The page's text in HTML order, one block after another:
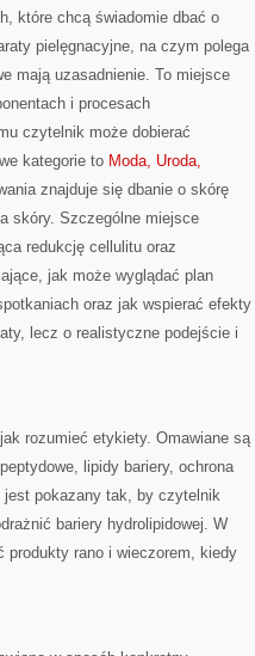
które chcą świadomie dbać o
pielęgnacyjne, na czym polega
mają uzasadnienie. To miejsce
i procesach
czytelnik może dobierać
kategorie to Moda, Uroda,
znajduje się dbanie o skórę
skóry. Szczególne miejsce
redukcję cellulitu oraz
jak może wyglądać plan
oraz jak wspierać efekty
lecz o realistyczne podejście i
rozumieć etykiety. Omawiane są
lipidy bariery, ochrona
jest pokazany tak, by czytelnik
bariery hydrolipidowej. W
produkty rano i wieczorem, kiedy